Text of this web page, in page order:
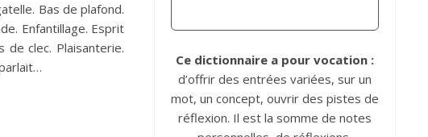
Bas de plafond.
Enfantillage. Esprit
de clec. Plaisanterie.
Ce dictionnaire a pour vocation :
d’offrir des entrées variées, sur un
mot, un concept, ouvrir des pistes de
réflexion. Il est la somme de notes